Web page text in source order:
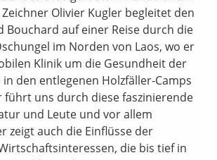
Olivier Kugler begleitet den
Bouchard auf einer Reise durch die
im Norden von Laos, wo er
Klinik um die Gesundheit der
den entlegenen Holzfäller-Camps
führt uns durch diese faszinierende
und Leute und vor allem
zeigt auch die Einflüsse der
die bis tief in